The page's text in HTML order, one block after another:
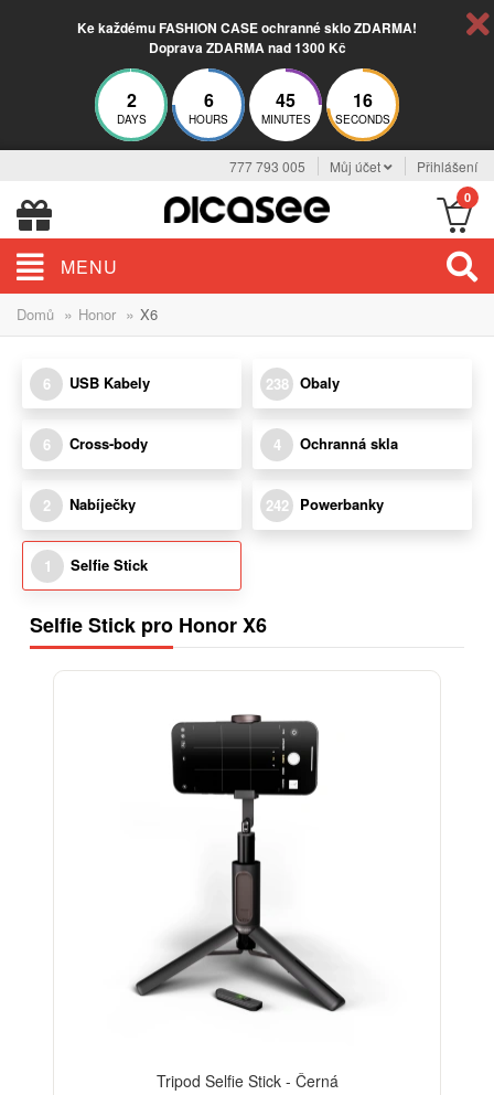
Ke každému FASHION CASE ochranné sklo ZDARMA!
Doprava ZDARMA nad 1300 Kč
2
DAYS
6
HOURS
45
MINUTES
16
SECONDS
777 793 005 Můj účet Přihlášení
0
MENU
Domů » Honor » X6
6 USB Kabely 238 Obaly
6 Cross-body 4 Ochranná skla
2 Nabíječky 242 Powerbanky
1 Selfie Stick
Selfie Stick pro Honor X6
Tripod Selfie Stick - Černá